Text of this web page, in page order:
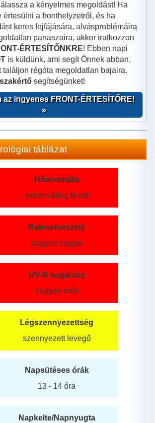
a kényelmes megoldást! Ha
értesülni a fronthelyzetről, és ha
keres fejfájására, alvásproblémáira
panaszaira, akkor iratkozzon
ÉRTESÍTŐNKRE! Ebben napi
is küldünk, ami segít Önnek abban,
találjon régóta megoldatlan bajaira.
szakértő segítségünket!
az ingyenes FRONT-ÉRTESÍTŐRE!
»
táblázat
Hőanomália
extrém átlag feletti
Balesetveszély
nagyon magas
UV-B sugárzás
nagyon erős
Légszennyezettség
szennyezett levegő
Napsütéses órák
13 - 14 óra
Napkelte/Napnyugta